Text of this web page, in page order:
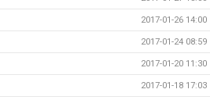
2017-01-26 14:00
2017-01-24 08:59
2017-01-20 11:30
2017-01-18 17:03